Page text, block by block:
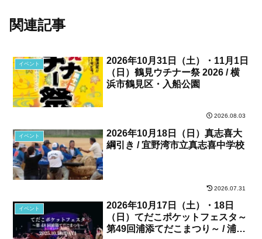
関連記事
イベント
2026年10月31日（土）・11月1日
（日）鶴見ウチナー祭 2026 / 横
浜市鶴見区・入船公園
2026.08.03
イベント
2026年10月18日（日）真志喜大
綱引き / 宜野湾市立真志喜中学校
2026.07.31
イベント
2026年10月17日（土）・18日
（日）てだこポケットフェスタ～
第49回浦添てだこまつり～ / 浦添